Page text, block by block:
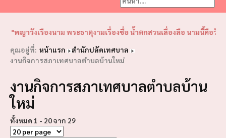
าม พระธาตุงามเรื่องชื่อ น้ำตกสวนเลื่องลือ นามนี้คือวังเหนือ"วิสัยทั
คุณอยู่ที่: หน้าแรก
สำนักปลัดเทศบาล
งานกิจการสภาเทศบาลตำบลบ้านใหม่
งานกิจการสภาเทศบาลตำบลบ้าน
ใหม่
ทั้งหมด 1 - 20 จาก 29